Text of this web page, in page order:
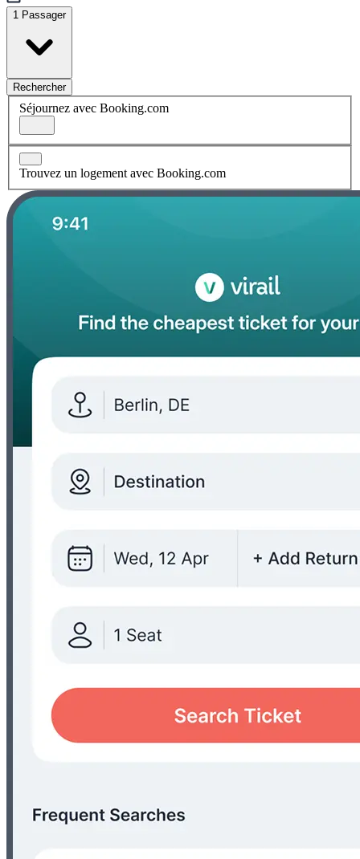
1 Passager
Rechercher
Séjournez avec Booking.com
Trouvez un logement avec Booking.com